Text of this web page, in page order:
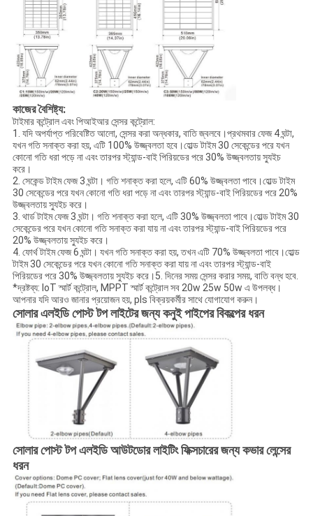
কাজের বৈশিষ্ট্য:
টাইমার কন্ট্রোল এবং পিআইআর সেন্সর কন্ট্রোল:
1. যদি অপর্যাপ্ত পরিবেষ্টিত আলো, সেন্সর করা অন্ধকার, বাতি জ্বলবে।প্রথমবার ফেজ 4 ঘন্টা,
যখন গতি সনাক্ত করা হয়, এটি 100% উজ্জ্বলতা হবে।হোল্ড টাইম 30 সেকেন্ডের পরে যখন
কোনো গতি ধরা পড়ে না এবং তারপর স্ট্যান্ড-বাই পিরিয়ডের পরে 30% উজ্জ্বলতায় স্যুইচ
করে।
2. সেকেন্ড টাইম ফেজ 3 ঘন্টা। গতি শনাক্ত করা হলে, এটি 60% উজ্জ্বলতা পাবে।হোল্ড টাইম
30 সেকেন্ডের পরে যখন কোনো গতি ধরা পড়ে না এবং তারপর স্ট্যান্ড-বাই পিরিয়ডের পরে 20%
উজ্জ্বলতায় স্যুইচ করে।
3. থার্ড টাইম ফেজ 3 ঘন্টা। গতি শনাক্ত করা হলে, এটি 30% উজ্জ্বলতা পাবে।হোল্ড টাইম 30
সেকেন্ডের পরে যখন কোনো গতি সনাক্ত করা যায় না এবং তারপর স্ট্যান্ড-বাই পিরিয়ডের পরে
20% উজ্জ্বলতায় স্যুইচ করে।
4. ফোর্থ টাইম ফেজ 6 ঘন্টা। যখন গতি সনাক্ত করা হয়, তখন এটি 70% উজ্জ্বলতা পাবে।হোল্ড
টাইম 30 সেকেন্ডের পরে যখন কোনো গতি সনাক্ত করা যায় না এবং তারপর স্ট্যান্ড-বাই
পিরিয়ডের পরে 30% উজ্জ্বলতায় স্যুইচ করে।5. দিনের সময় সেন্সর করার সময়, বাতি বন্ধ হবে.
*দ্রষ্টব্য: IoT স্মার্ট কন্ট্রোল, MPPT স্মার্ট কন্ট্রোল সব 20w 25w 50w এ উপলব্ধ।
আপনার যদি আরও জানার প্রয়োজন হয়, pls বিক্রয়কর্মীর সাথে যোগাযোগ করুন।
সোলার এলইডি পোস্ট টপ লাইটের জন্য কনুই পাইপের বিকল্পের ধরন
সোলার পোস্ট টপ এলইডি আউটডোর লাইটিং ফিক্সচারের জন্য কভার লেন্সের
ধরন